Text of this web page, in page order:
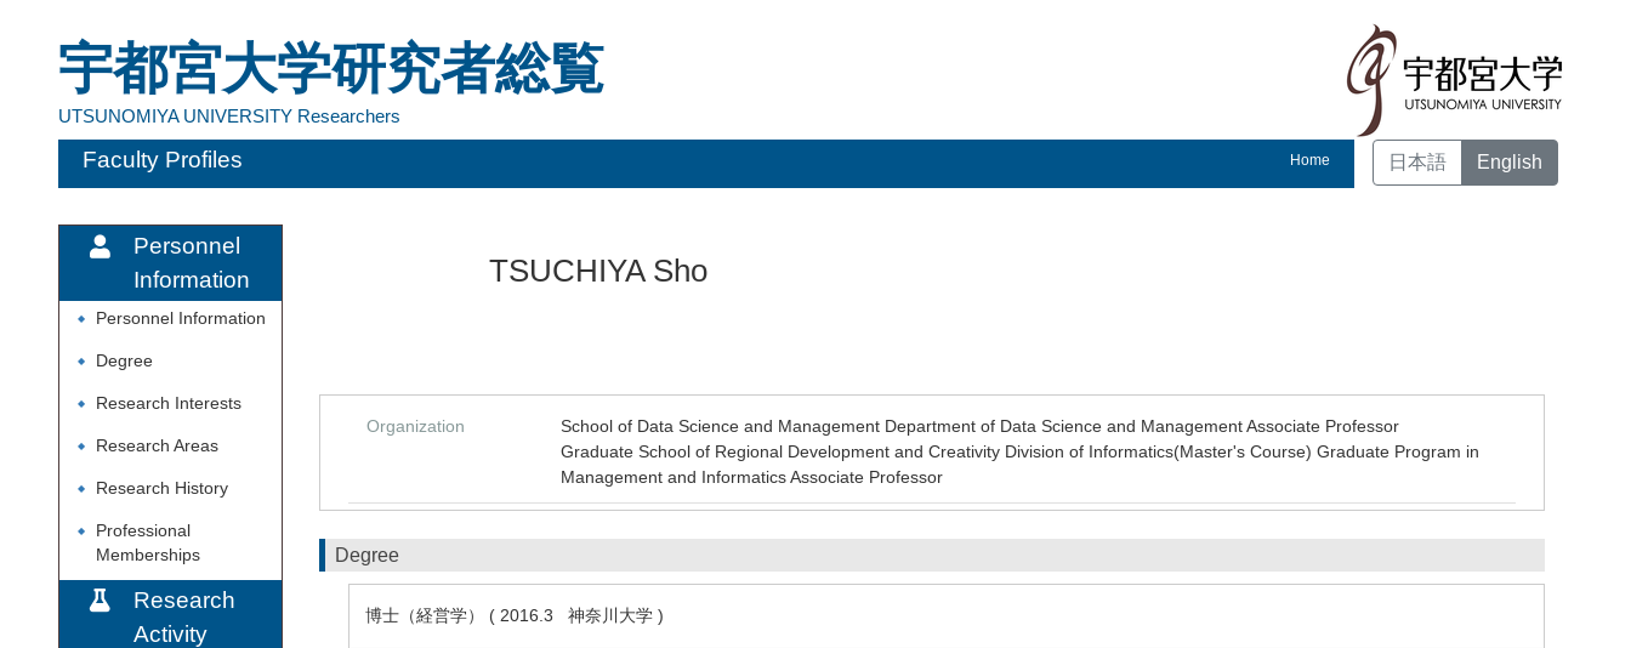
宇都宮大学研究者総覧
UTSUNOMIYA UNIVERSITY Researchers
Faculty Profiles Home 日本語 English
Personnel
Information
◆ Personnel Information
◆ Degree
◆ Research Interests
◆ Research Areas
◆ Research History
◆
Professional
Memberships
Research
Activity
TSUCHIYA Sho
Organization
School of Data Science and Management Department of Data Science and Management Associate Professor
Graduate School of Regional Development and Creativity Division of Informatics(Master's Course) Graduate Program in
Management and Informatics Associate Professor
Degree
博士（経営学） ( 2016.3 神奈川大学 )